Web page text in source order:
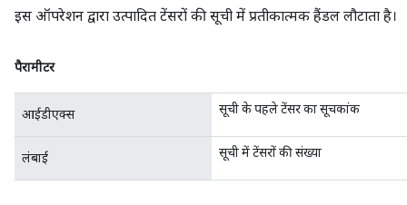
इस ऑपरेशन द्वारा उत्पादित टेंसरों की सूची में प्रतीकात्मक हैंडल लौटाता है।
पैरामीटर
आईडीएक्स सूची के पहले टेंसर का सूचकांक
लंबाई सूची में टेंसरों की संख्या